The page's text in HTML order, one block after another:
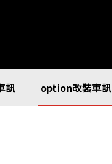
訊 option改裝車訊